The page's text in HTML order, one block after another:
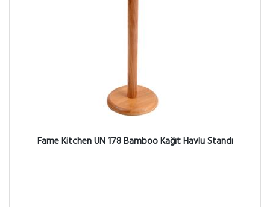
Fame Kitchen UN 178 Bamboo Kağıt Havlu Standı